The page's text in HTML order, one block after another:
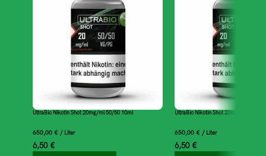
UltraBio Nikotin Shot 20mg/ml 50/50 10ml
650,00 € / Liter
6,50 € *
UltraBio Nikotin Shot 20mg/ml 70/30
650,00 €/ Liter
6,50 € *